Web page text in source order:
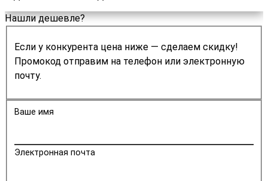
Нашли дешевле?
Если у конкурента цена ниже — сделаем скидку!
Промокод отправим на телефон или электронную
почту.
Ваше имя
Электронная почта